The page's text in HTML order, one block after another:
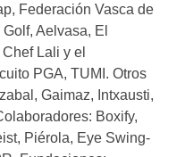
Federación Vasca de
Aelvasa, El
Lali y el
PGA, TUMI. Otros
Gaimaz, Intxausti,
Boxify,
Piérola, Eye Swing-